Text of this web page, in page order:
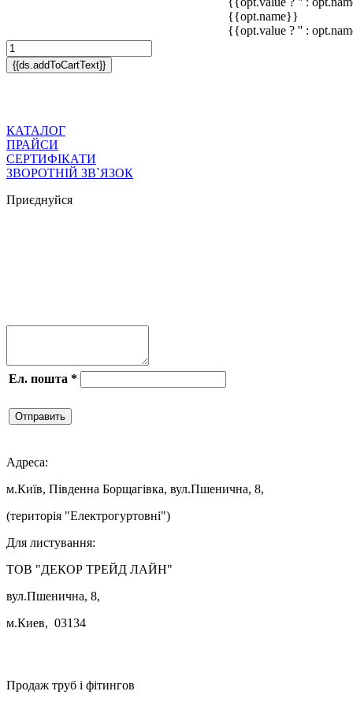
{{opt.name}}
{{opt.value ? '' :
{{ds.addToCartText}}
КАТАЛОГ
ПРАЙСИ
СЕРТИФІКАТИ
ЗВОРОТНІЙ ЗВ`ЯЗОК
Приєднуйся
Ел. пошта *
Отправить
Адреса:
м.Київ, Південна Борщагівка, вул.Пшенична, 8,
(територія "Електрогуртовні")
Для листування:
ТОВ "ДЕКОР ТРЕЙД ЛАЙН"
вул.Пшенична, 8,
м.Киев, 03134
Продаж труб і фітингов